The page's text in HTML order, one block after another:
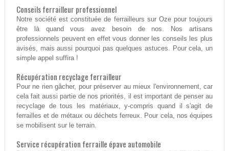
Conseils ferrailleur professionnel
Notre société est constituée de ferrailleurs sur Oze pour toujours
être là quand vous avez besoin de nos. Nos artisans
professionnels peuvent en effet vous donner les conseils les plus
avisés, mais aussi pourquoi pas quelques astuces. Pour cela, un
simple appel suffira !
Récupération recyclage ferrailleur
Pour ne rien gâcher, pour préserver au mieux l'environnement, car
cela fait aussi partie de nos priorités, il est important de penser au
recyclage de tous les matériaux, y-compris quand il s'agit de
ferrailles et de métaux ou déchets ferreux. Pour cela, nos équipes
se mobilisent sur le terrain.
Service récupération ferraille épave automobile